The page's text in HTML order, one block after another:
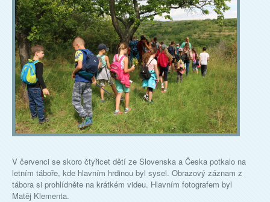
V červenci se skoro čtyřicet dětí ze Slovenska a Česka potkalo na
letním táboře, kde hlavním hrdinou byl sysel. Obrazový záznam z
tábora si prohlídněte na krátkém videu. Hlavním fotografem byl
Matěj Klementa.